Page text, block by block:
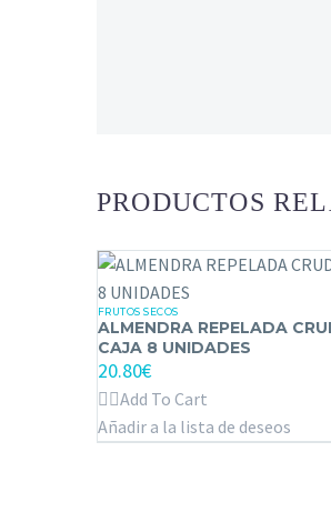
PRODUCTOS
ALMENDRA
REPELADA
CRUDA
–
BOLSA
FRUTOS SECOS
ALMENDRA REPELADA
CAJA 8 UNIDADES
20.80€
Add To Cart
Añadir a la lista de deseos